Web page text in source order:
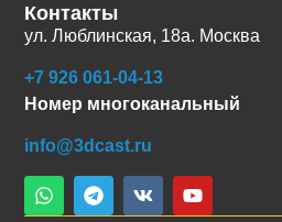
Контакты
ул. Люблинская, 18а. Москва
+7 926 061-04-13
Номер многоканальный
info@3dcast.ru